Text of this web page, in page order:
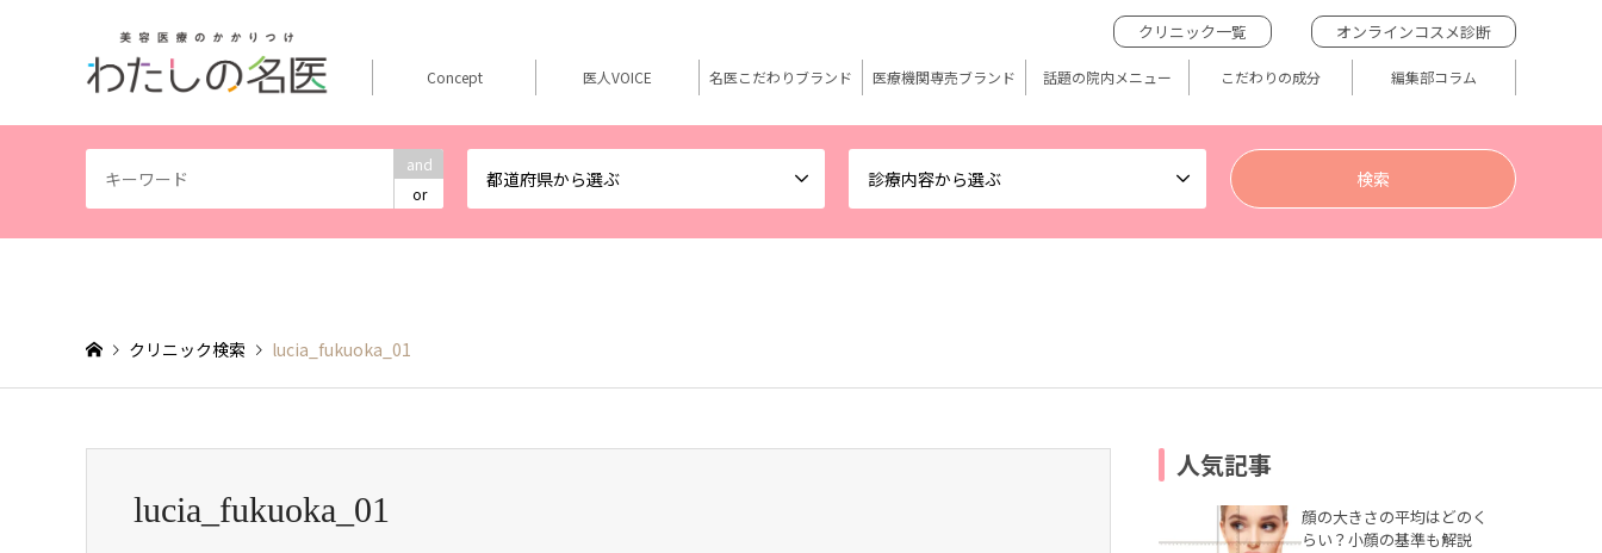
and
or
都道府県から選ぶ 診療内容から選ぶ
クリニック一覧 オンラインコスメ診断
Concept 医人VOICE 名医こだわりブランド 医療機関専売ブランド 話題の院内メニュー こだわりの成分 編集部コラム
クリニック検索 lucia_fukuoka_01
lucia_fukuoka_01
人気記事
顔の大きさの平均はどのく
らい？小顔の基準も解説